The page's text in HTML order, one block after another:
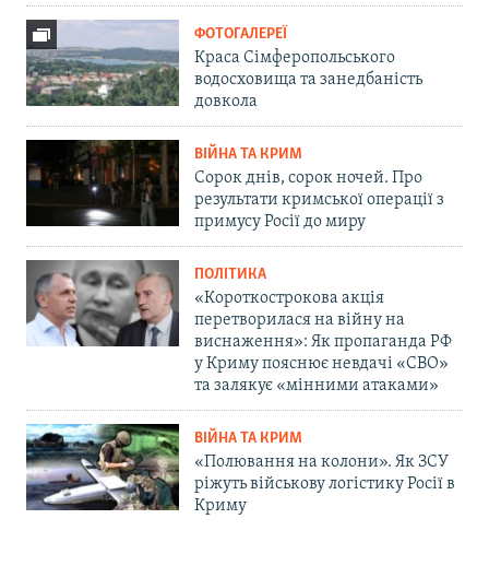
ФОТОГАЛЕРЕЇ
Краса Сімферопольського
водосховища та занедбаність
довкола
ВІЙНА ТА КРИМ
Сорок днів, сорок ночей. Про
результати кримської операції з
примусу Росії до миру
ПОЛІТИКА
«Короткострокова акція
перетворилася на війну на
виснаження»: Як пропаганда РФ
у Криму пояснює невдачі «СВО»
та залякує «мінними атаками»
ВІЙНА ТА КРИМ
«Полювання на колони». Як ЗСУ
ріжуть військову логістику Росії в
Криму